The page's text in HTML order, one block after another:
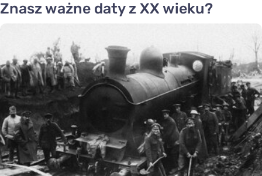
Znasz ważne daty z XX wieku?